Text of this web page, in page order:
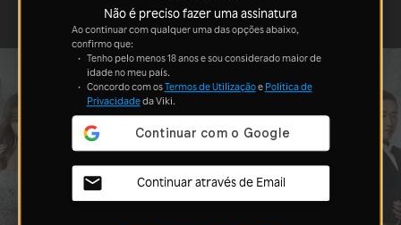
Não é preciso fazer uma assinatura
Ao continuar com qualquer uma das opções abaixo,
confirmo que:
Tenho pelo menos 18 anos e sou considerado maior de
idade no meu país.
Concordo com osTermos de Utilizaçãoe Política de
Privacidadeda Viki.
Continuar através de Email